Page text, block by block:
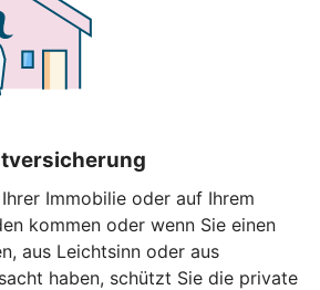
Immobilie oder auf Ihrem
kommen oder wenn Sie einen
aus Leichtsinn oder aus
haben, schützt Sie die private